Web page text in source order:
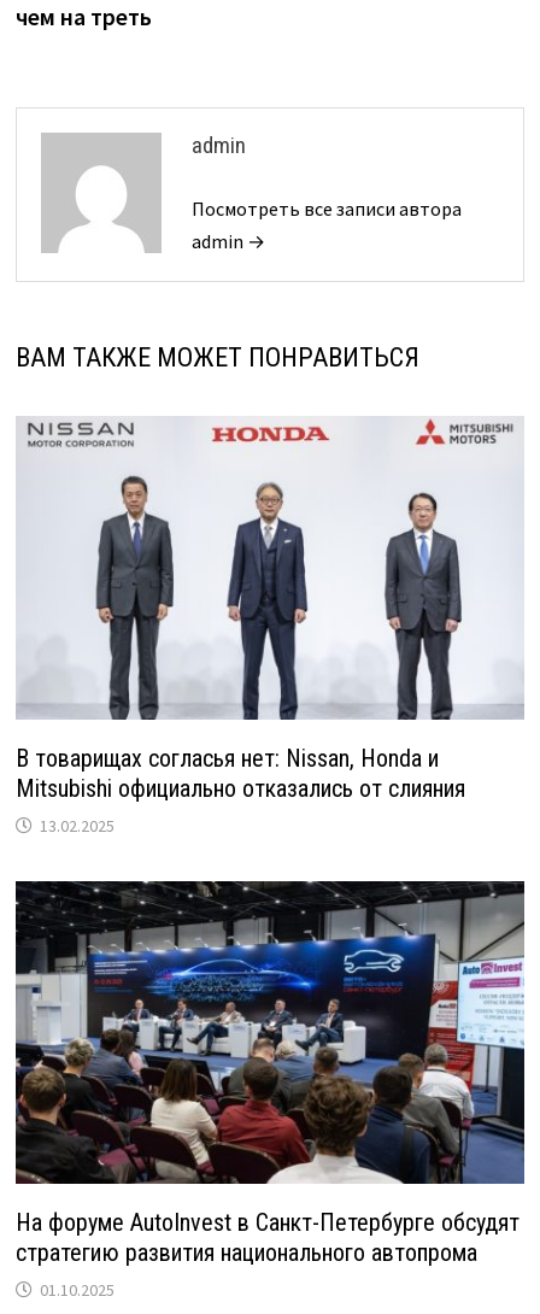
чем на треть
admin
Посмотреть все записи автора
admin →
ВАМ ТАКЖЕ МОЖЕТ ПОНРАВИТЬСЯ
В товарищах согласья нет: Nissan, Honda и
Mitsubishi официально отказались от слияния
13.02.2025
На форуме AutoInvest в Санкт-Петербурге обсудят
стратегию развития национального автопрома
01.10.2025